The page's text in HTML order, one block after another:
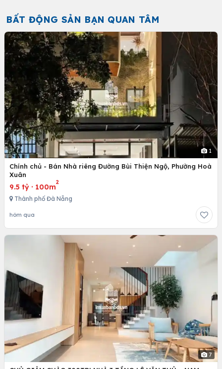
BẤT ĐỘNG SẢN BẠN QUAN TÂM
1
Chính chủ - Bán Nhà riêng Đường Bùi Thiện Ngộ, Phường Hoà
Xuân
9.5 tỷ · 100m
2
Thành phố Đà Nẵng
hôm qua
7